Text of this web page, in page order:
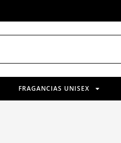
FRAGANCIAS UNISEX